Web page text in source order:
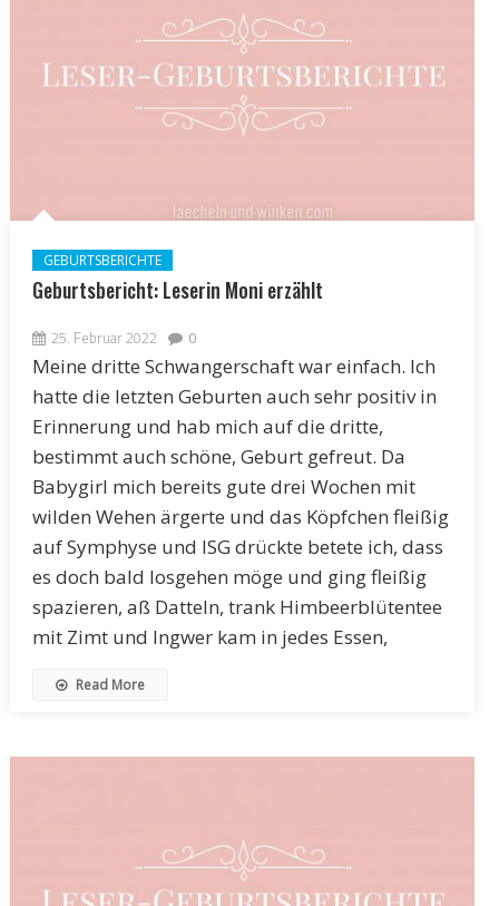
GEBURTSBERICHTE
Geburtsbericht: Leserin Moni erzählt
25. Februar 2022 0
Meine dritte Schwangerschaft war einfach. Ich
hatte die letzten Geburten auch sehr positiv in
Erinnerung und hab mich auf die dritte,
bestimmt auch schöne, Geburt gefreut. Da
Babygirl mich bereits gute drei Wochen mit
wilden Wehen ärgerte und das Köpfchen fleißig
auf Symphyse und ISG drückte betete ich, dass
es doch bald losgehen möge und ging fleißig
spazieren, aß Datteln, trank Himbeerblütentee
mit Zimt und Ingwer kam in jedes Essen,
Read More